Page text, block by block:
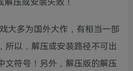
解压或安装失败！
大多为国外大作，有相当一部
所以，解压或安装路径不可出
文符号！另外，解压版的解压